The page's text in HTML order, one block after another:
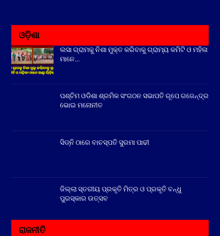
ଓଡ଼ିଶା
ଲସା ଗ୍ରାମକୁ ନିଶା ମୁକ୍ତ କରିବାକୁ ଗ୍ରାମ୍ୟ କମିଟି ଓ ମହିଳା
ମାନେ…
ପଶ୍ଚିମ ଓଡିଶା ଶ୍ରମିକ ସଂଗଠନ ସଭାପତି ରୂପେ ଗଜେନ୍ଦ୍ର
ଭୋଇ ମନୋନୀତ
ସିଡ୍‌ନି ଠାରେ ବାଚସ୍ପତି ସୁରମା ପାଢୀ
ଜିଲ୍ଲା ସ୍ତରୀୟ ପ୍ରକୃତି ମିତ୍ର ଓ ପ୍ରକୃତି ବନ୍ଧୁ
ପୁରସ୍କାର ଉତ୍ସବ
ରାଜନୀତି